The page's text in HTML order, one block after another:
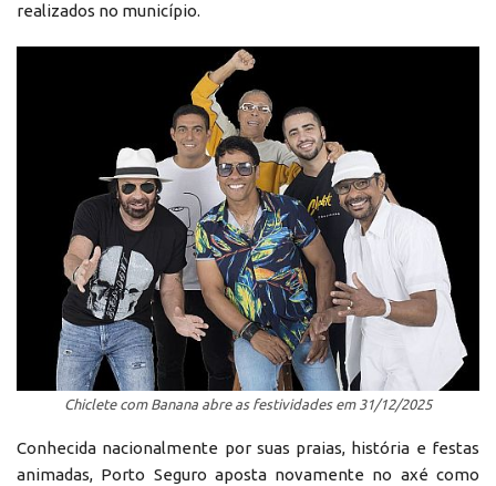
realizados no município.
Chiclete com Banana abre as festividades em 31/12/2025
Conhecida nacionalmente por suas praias, história e festas
animadas, Porto Seguro aposta novamente no axé como